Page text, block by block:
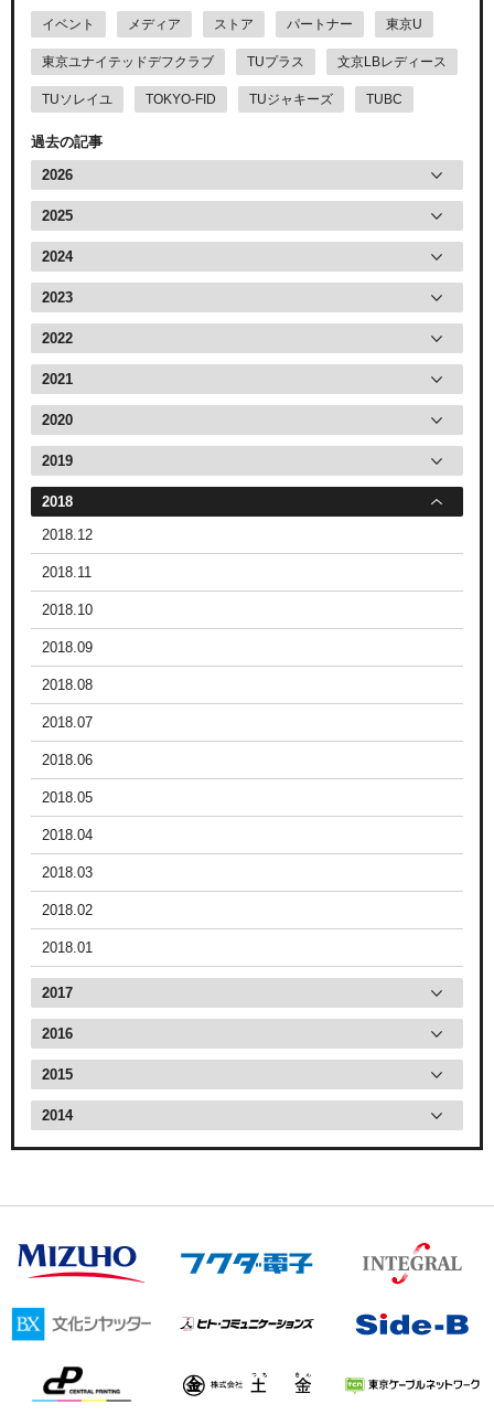
イベント メディア ストア パートナー 東京U
東京ユナイテッドデフクラブ TUプラス 文京LBレディース
TUソレイユ TOKYO-FID TUジャキーズ TUBC
過去の記事
2026
2025
2024
2023
2022
2021
2020
2019
2018
2018.12
2018.11
2018.10
2018.09
2018.08
2018.07
2018.06
2018.05
2018.04
2018.03
2018.02
2018.01
2017
2016
2015
2014